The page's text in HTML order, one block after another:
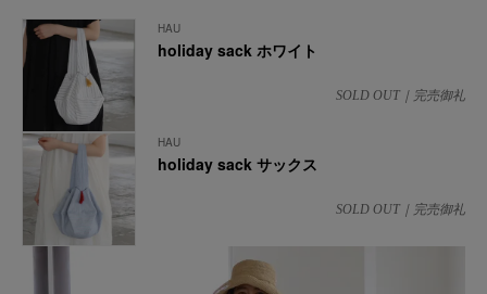
HAU
holiday sack ホワイト
SOLD OUT｜完売御礼
HAU
holiday sack サックス
SOLD OUT｜完売御礼